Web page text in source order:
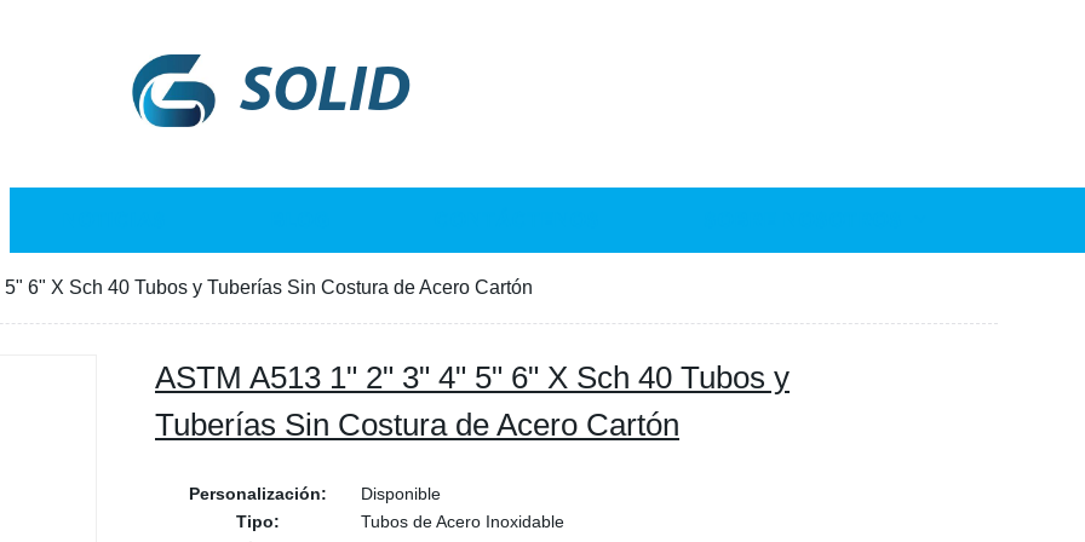
SOLID
6" X Sch 40 Tubos y Tuberías Sin Costura de Acero Cartón
ASTM A513 1" 2" 3" 4" 5" 6" X Sch 40 Tubos y
Tuberías Sin Costura de Acero Cartón
Personalización:
Disponible
Tipo:
Tubos de Acero Inoxidable